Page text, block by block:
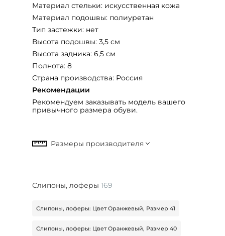
Материал стельки: искусственная кожа
Материал подошвы: полиуретан
Тип застежки: нет
Высота подошвы: 3,5 см
Высота задника: 6,5 см
Полнота: 8
Страна производства: Россия
Рекомендации
Рекомендуем заказывать модель вашего
привычного размера обуви.
Слипоны, лоферы 169
Слипоны, лоферы: Цвет Оранжевый, Размер 41
Слипоны, лоферы: Цвет Оранжевый, Размер 40